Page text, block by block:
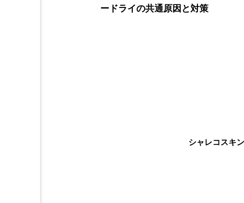
ードライの共通原因と対策
シャレコスキ